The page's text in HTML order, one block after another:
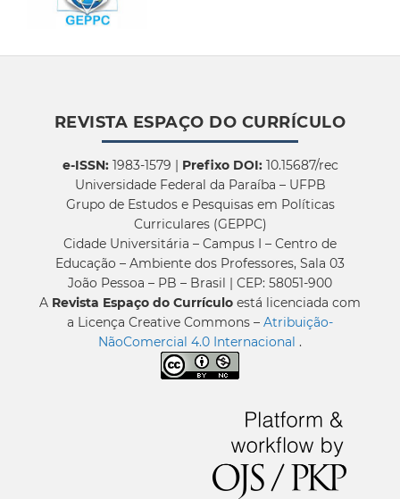
REVISTA ESPAÇO DO CURRÍCULO
e-ISSN:1983-1579 | Prefixo DOI:10.15687/rec
Universidade Federal da Paraíba – UFPB
Grupo de Estudos e Pesquisas em Políticas
Curriculares (GEPPC)
Cidade Universitária – Campus I – Centro de
Educação – Ambiente dos Professores, Sala 03
João Pessoa – PB – Brasil | CEP: 58051-900
A Revista Espaço do Currículo está licenciada com
a Licença Creative Commons – Atribuição-
NãoComercial 4.0 Internacional .